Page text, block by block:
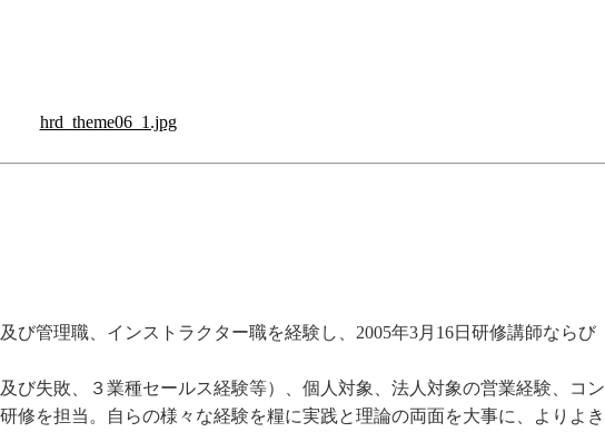
び管理職、インストラクター職を経験し、2005年3月16日研修講師ならび
び失敗、３業種セールス経験等）、個人対象、法人対象の営業経験、コン
修を担当。自らの様々な経験を糧に実践と理論の両面を大事に、よりよき